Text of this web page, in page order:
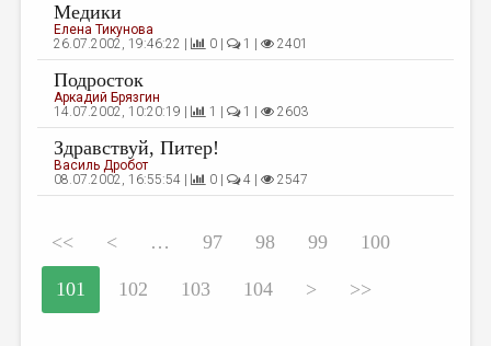
Медики
Елена Тикунова
26.07.2002, 19:46:22 |
0 | 1 | 2401
Подросток
Аркадий Брязгин
14.07.2002, 10:20:19 |
1 | 1 | 2603
Здравствуй, Питер!
Василь Дробот
08.07.2002, 16:55:54 |
0 | 4 | 2547
<< < … 97 98 99 100
101 102 103 104 > >>